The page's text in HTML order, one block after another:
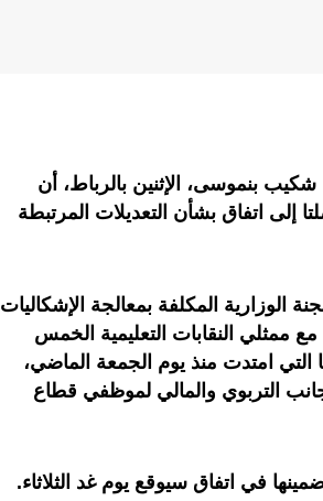
شكيب بنموسى، الإثنين بالرباط، أن
إلى اتفاق بشأن التعديلات المرتبطة
المكلفة بمعالجة الإشكاليات
ممثلي النقابات التعليمية الخمس
التي امتدت منذ يوم الجمعة الماضي،
التربوي والمالي لموظفي قطاع
في اتفاق سيوقع يوم غد الثلاثاء.